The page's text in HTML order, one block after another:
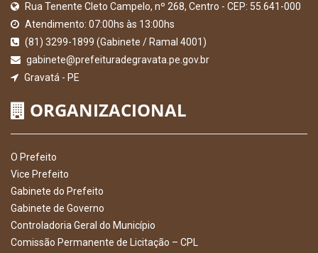
Rua Tenente Cleto Campelo, nº 268, Centro - CEP: 55.641-000
Atendimento: 07:00hs às 13:00hs
(81) 3299-1899 (Gabinete / Ramal 4001)
gabinete@prefeituradegravata.pe.gov.br
Gravatá - PE
ORGANIZACIONAL
O Prefeito
Vice Prefeito
Gabinete do Prefeito
Gabinete de Governo
Controladoria Geral do Município
Comissão Permanente de Licitação – CPL